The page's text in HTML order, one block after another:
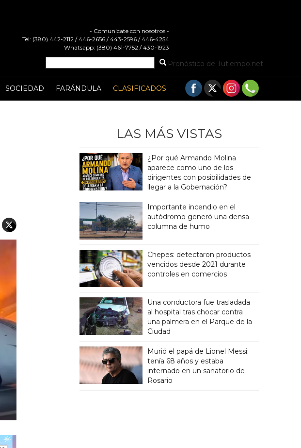
- Comunicate con nosotros -
Tel: (380) 442-2112 / 446-2656 / 443-2596 / 446-4254
Whatsapp: (380) 461-7752 / 430-1923
Pronóstico de Tutiempo.net
SOCIEDAD FARÁNDULA CLASIFICADOS
LAS MÁS VISTAS
¿Por qué Armando Molina
aparece como uno de los
dirigentes con posibilidades de
llegar a la Gobernación?
Importante incendio en el
autódromo generó una densa
columna de humo
Chepes: detectaron productos
vencidos desde 2021 durante
controles en comercios
Una conductora fue trasladada
al hospital tras chocar contra
una palmera en el Parque de la
Ciudad
Murió el papá de Lionel Messi:
tenía 68 años y estaba
internado en un sanatorio de
Rosario